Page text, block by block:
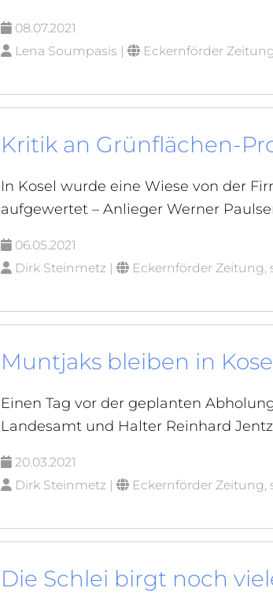
08.07.2021
Lena Soumpasis |
Eckernförder
Kritik an Grünflächen-
In Kosel wurde eine Wiese von der
aufgewertet – Anlieger Werner
06.05.2021
Dirk Steinmetz |
Eckernförder Zeitung,
Muntjaks bleiben in
Einen Tag vor der geplanten
Landesamt und Halter Reinhard
20.03.2021
Dirk Steinmetz |
Eckernförder Zeitung,
Die Schlei birgt noch